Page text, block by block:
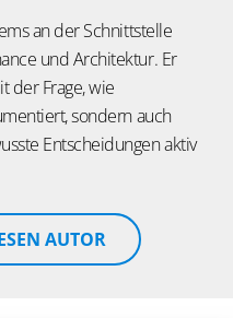
an der Schnittstelle
und Architektur. Er
der Frage, wie
sondern auch
Entscheidungen aktiv
AUTOR